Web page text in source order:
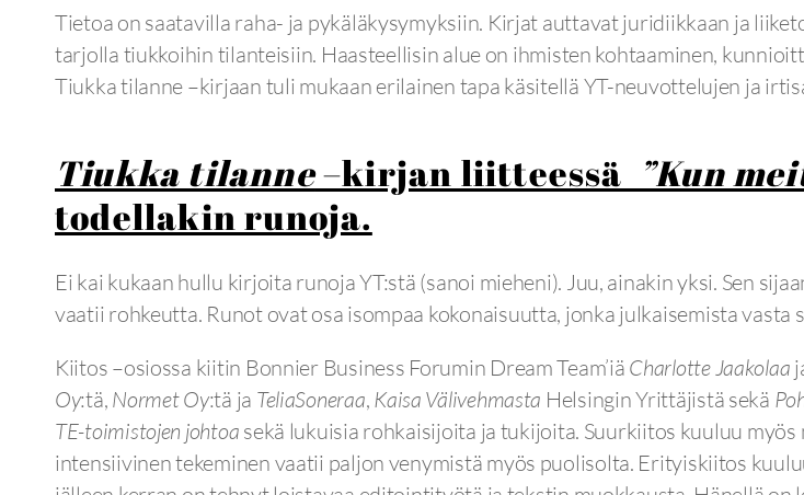
Tietoa on saatavilla raha- ja pykäläkysymyksiin. Kirjat auttavat juridiikkaan ja
tarjolla tiukkoihin tilanteisiin. Haasteellisin alue on ihmisten kohtaaminen,
Tiukka tilanne –kirjaan tuli mukaan erilainen tapa käsitellä YT-neuvottelujen ja
Tiukka tilanne–kirjan liitteessä ”Kun
todellakin runoja.
Ei kai kukaan hullu kirjoita runoja YT:stä (sanoi mieheni). Juu, ainakin yksi. Sen
vaatii rohkeutta. Runot ovat osa isompaa kokonaisuutta, jonka julkaisemista vasta
Kiitos –osiossa kiitin Bonnier Business Forumin Dream Team’iä Charlotte Jaakolaa
Oy:tä, Normet Oy:tä ja TeliaSoneraa, Kaisa Välivehmasta Helsingin Yrittäjistä sekä
TE-toimistojen johtoa sekä lukuisia rohkaisijoita ja tukijoita. Suurkiitos kuuluu myös
intensiivinen tekeminen vaatii paljon venymistä myös puolisolta. Erityiskiitos